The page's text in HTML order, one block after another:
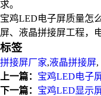
求。
宝鸡LED电子屏质量怎
屏、液晶拼接屏工程，
标签
拼接屏厂家,液晶拼接屏,
上一篇： 宝鸡LED电子
下一篇： 宝鸡LED显示